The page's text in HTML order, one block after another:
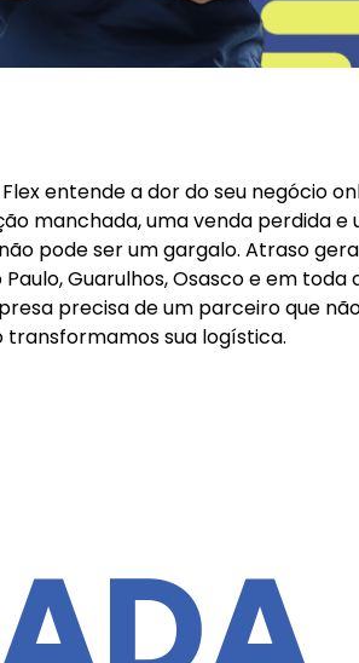
Flex entende a dor do seu negócio
manchada, uma venda perdida e
pode ser um gargalo. Atraso gera
Guarulhos, Osasco e em toda
precisa de um parceiro que
transformamos sua logística.